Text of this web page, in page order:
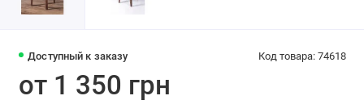
Доступный к заказу Код товара: 74618
от 1 350 грн